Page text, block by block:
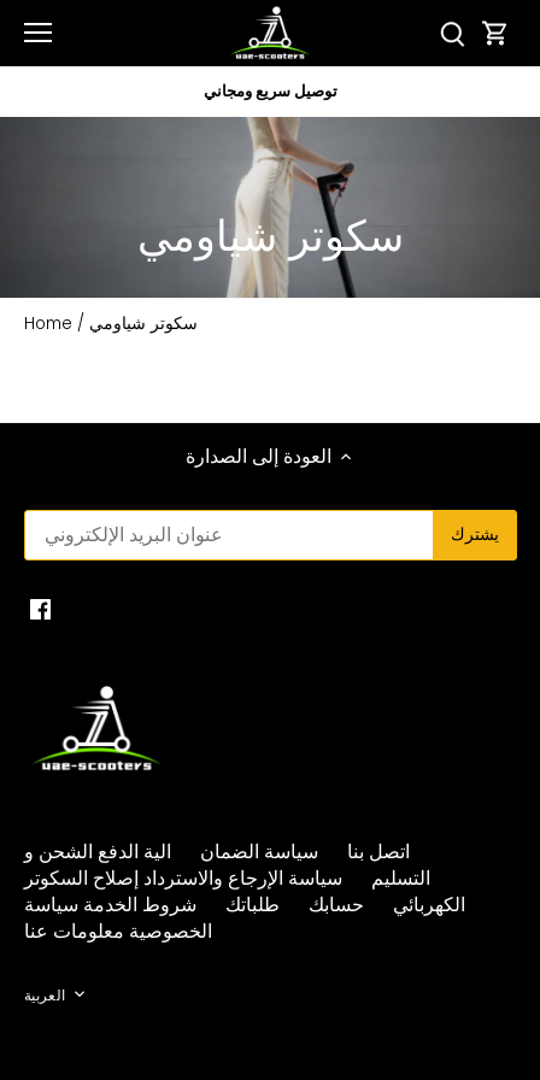
الى
المحتوى
سكوتر شياومي
Home / سكوتر شياومي
العودة إلى الصدارة
اتصل بنا سياسة الضمان الية الدفع الشحن و
التسليم
سياسة الإرجاع والاسترداد إصلاح السكوتر
الكهربائي
حسابك طلباتك شروط الخدمة سياسة
الخصوصية معلومات عنا
Language
العربية